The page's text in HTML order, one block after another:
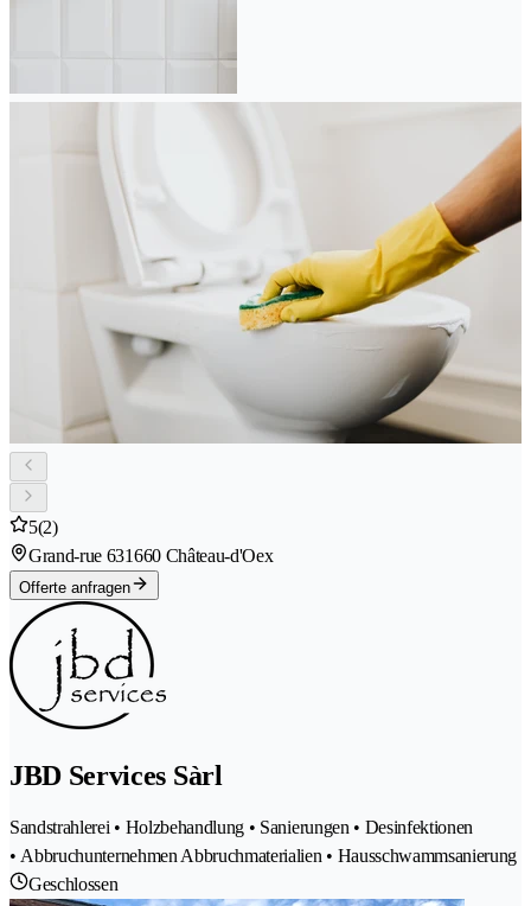
5(2)
Grand-rue 631660 Château-d'Oex
Offerte anfragen
JBD Services Sàrl
Sandstrahlerei • Holzbehandlung • Sanierungen • Desinfektionen
• Abbruchunternehmen Abbruchmaterialien • Hausschwammsanierung
Geschlossen